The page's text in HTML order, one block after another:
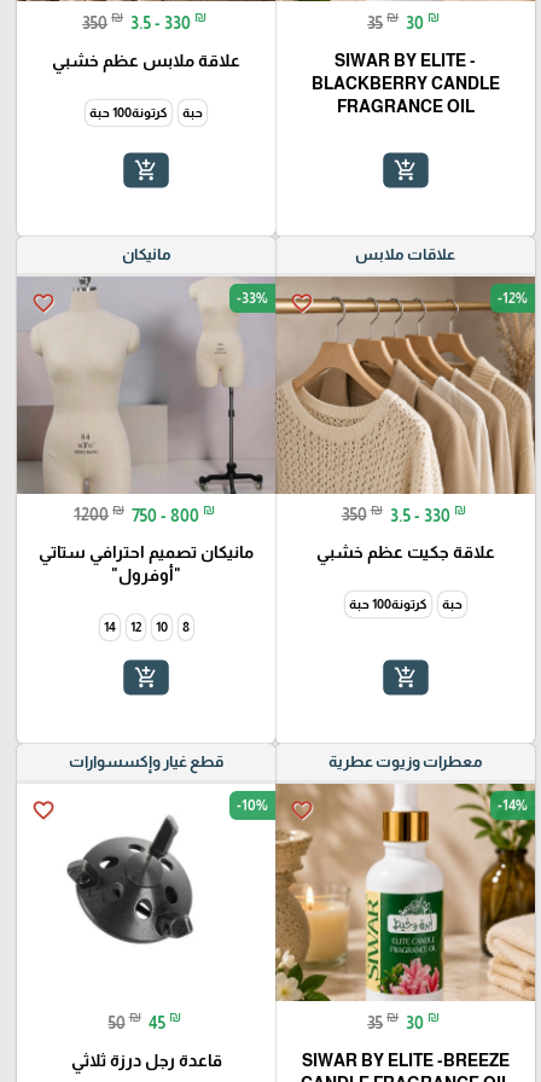
35 ₪ 30 ₪
SIWAR BY ELITE -
BLACKBERRY CANDLE
FRAGRANCE OIL
add_shopping_cart
350 ₪ 3.5 - 330 ₪
علاقة ملابس عظم خشبي
حبة كرتونة100 حبة
add_shopping_cart
علاقات ملابس
favorite_border -12%
350 ₪ 3.5 - 330 ₪
علاقة جكيت عظم خشبي
حبة كرتونة100 حبة
add_shopping_cart
مانيكان
favorite_border -33%
1200 ₪ 750 - 800 ₪
مانيكان تصميم احترافي ستاتي
"أوفرول"
8
10
12
14
add_shopping_cart
معطرات وزيوت عطرية
favorite_border -14%
35 ₪ 30 ₪
SIWAR BY ELITE -BREEZE
قطع غيار وإكسسوارات
favorite_border -10%
50 ₪ 45 ₪
قاعدة رجل درزة ثلاثي